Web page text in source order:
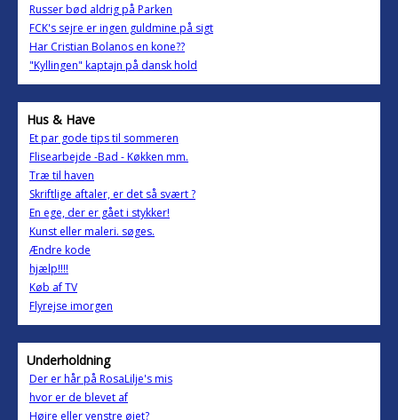
Russer bød aldrig på Parken
FCK's sejre er ingen guldmine på sigt
Har Cristian Bolanos en kone??
"Kyllingen" kaptajn på dansk hold
Hus & Have
Et par gode tips til sommeren
Flisearbejde -Bad - Køkken mm.
Træ til haven
Skriftlige aftaler, er det så svært ?
En ege, der er gået i stykker!
Kunst eller maleri. søges.
Ændre kode
hjælp!!!!
Køb af TV
Flyrejse imorgen
Underholdning
Der er hår på RosaLilje's mis
hvor er de blevet af
Højre eller venstre øjet?